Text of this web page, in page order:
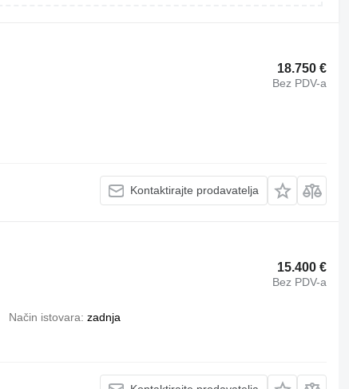
18.750 €
Bez PDV-a
Kontaktirajte prodavatelja
15.400 €
Bez PDV-a
Način istovara zadnja